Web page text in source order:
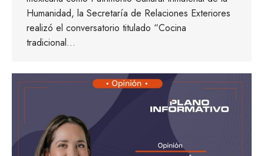
Humanidad, la Secretaría de Relaciones Exteriores
realizó el conversatorio titulado “Cocina
tradicional…